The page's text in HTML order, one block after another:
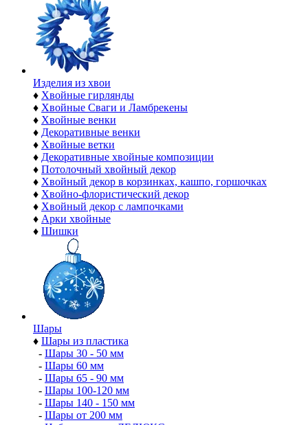
Изделия из хвои
♦ Хвойные гирлянды
♦ Хвойные Сваги и Ламбрекены
♦ Хвойные венки
♦ Декоративные венки
♦ Хвойные ветки
♦ Декоративные хвойные композиции
♦ Потолочный хвойный декор
♦ Хвойный декор в корзинках, кашпо, горшочках
♦ Хвойно-флористический декор
♦ Хвойный декор с лампочками
♦ Арки хвойные
♦ Шишки
Шары
♦ Шары из пластика
- Шары 30 - 50 мм
- Шары 60 мм
- Шары 65 - 90 мм
- Шары 100-120 мм
- Шары 140 - 150 мм
- Шары от 200 мм